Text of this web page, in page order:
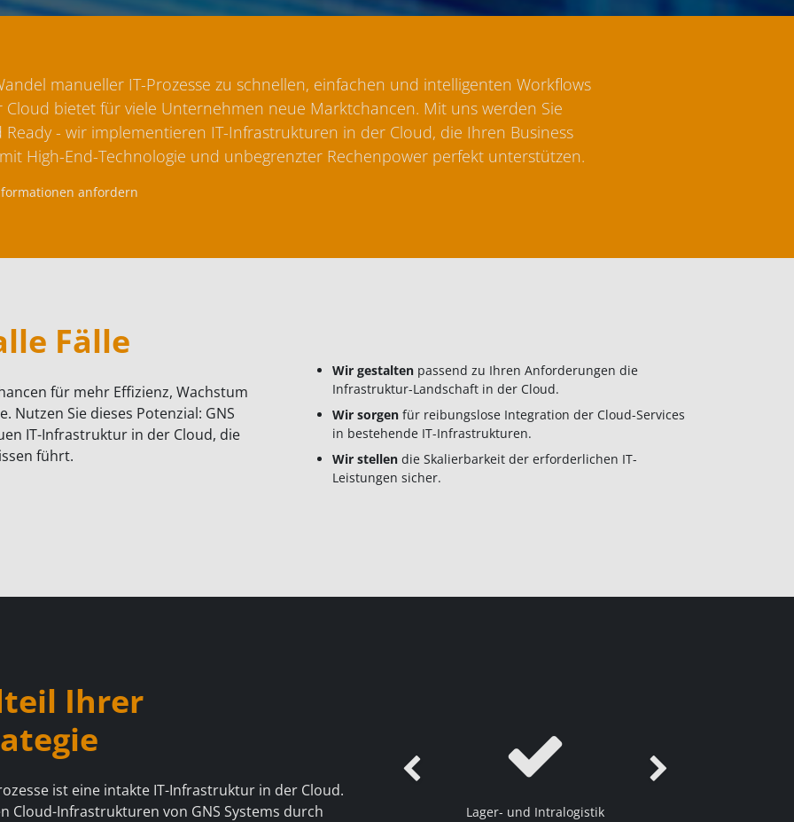
manueller IT-Prozesse zu schnellen, einfachen und intelligenten Workflows
Cloud bietet für viele Unternehmen neue Marktchancen. Mit uns werden Sie
Ready - wir implementieren IT-Infrastrukturen in der Cloud, die Ihren Business
High-End-Technologie und unbegrenzter Rechenpower perfekt unterstützen.
anfordern
Fälle
für mehr Effizienz, Wachstum
Nutzen Sie dieses Potenzial: GNS
IT-Infrastruktur in der Cloud, die
führt.
Wir gestalten passend zu Ihren Anforderungen die
Infrastruktur-Landschaft in der Cloud.
Wir sorgen für reibungslose Integration der Cloud-Services
in bestehende IT-Infrastrukturen.
Wir stellen die Skalierbarkeit der erforderlichen IT-
Leistungen sicher.
Ihrer
ist eine intakte IT-Infrastruktur in der Cloud.
Cloud-Infrastrukturen von GNS Systems durch
Lager- und Intralogistik
Previous